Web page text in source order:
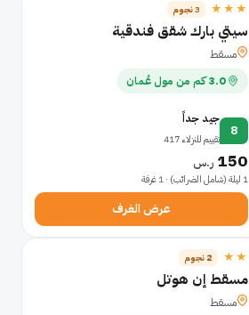
★★★ 3 نجوم
سيتي بارك شقق فندقية
مسقط
3.0 كم من مول عُمان
8
جيد جداً
تقييم للنزلاء 417
150 ر.س
1 ليلة (شامل الضرائب) · 1 غرفة
عرض الغرف
★★ 2 نجوم
مسقط إن هوتل
مسقط